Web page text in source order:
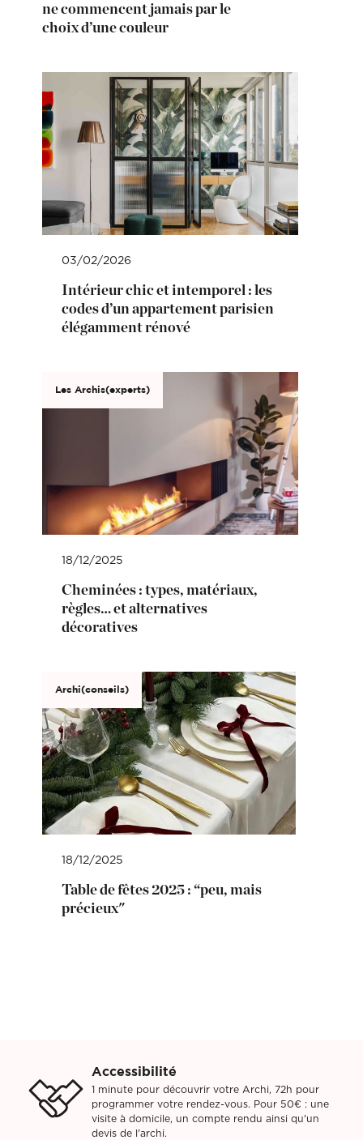
ne commencent jamais par le
choix d’une couleur
03/02/2026
Intérieur chic et intemporel : les
codes d’un appartement parisien
élégamment rénové
Les Archis(experts)
18/12/2025
Cheminées : types, matériaux,
règles… et alternatives
décoratives
Archi(conseils)
18/12/2025
Table de fêtes 2025 : “peu, mais
précieux"
Accessibilité
1 minute pour découvrir votre Archi, 72h pour
programmer votre rendez-vous. Pour 50€ : une
visite à domicile, un compte rendu ainsi qu'un
devis de l'archi.